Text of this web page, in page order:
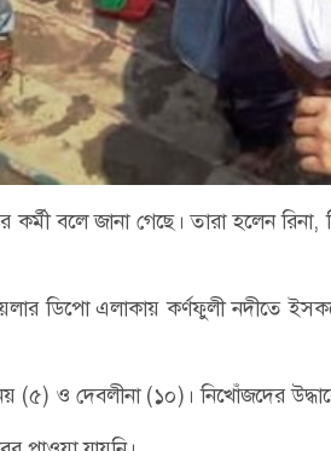
কর্মী বলে জানা গেছে। তারা
ডিপো এলাকায় কর্ণফুলী নদীতে
ও দেবলীনা (১০)। নিখোঁজদের